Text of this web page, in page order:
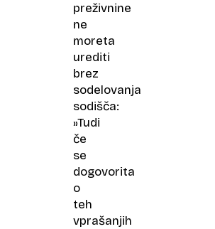
preživnine
ne
moreta
urediti
brez
sodelovanja
sodišča:
»Tudi
če
se
dogovorita
o
teh
vprašanjih